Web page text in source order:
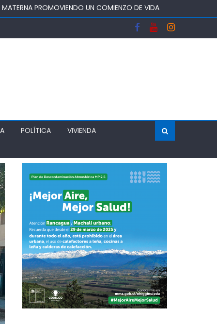
FORTALECERA EL ABASTECIMIENTO DE AGUA
DEL SISTEMA FRONTAL Y APOYAR AL SECTOR
POLÍTICA VIVIENDA